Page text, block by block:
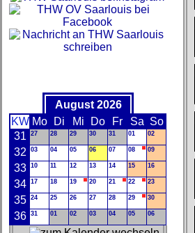
August 2026
KW Mo Di Mi Do Fr Sa So
31
27 28 29 30 31 01 02
32 03 04 05 06 07 08 09
33 10 11 12 13 14 15 16
34 17 18 19 20 21 22 23
35 24 25 26 27 28 29 30
36 31 01 02 03 04 05 06